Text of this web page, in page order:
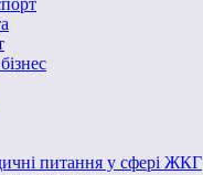
питання у сфері ЖКГ